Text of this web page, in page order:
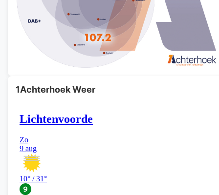
1Achterhoek Weer